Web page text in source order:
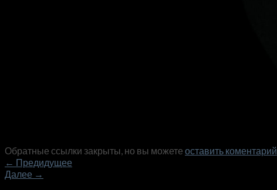
Обратные ссылки закрыты, но вы можете оставить коментарий
← Предидущее
Далее →